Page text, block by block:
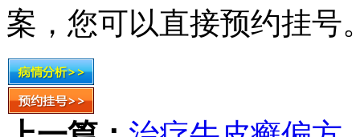
案，您可以直接预约挂号